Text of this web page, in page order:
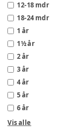
12-18 mdr
18-24 mdr
1 år
1½ år
2 år
3 år
4 år
5 år
6 år
Vis alle